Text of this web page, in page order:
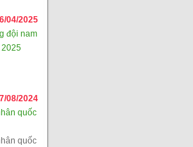
04/2025
đội nam
08/2024
quốc
quốc